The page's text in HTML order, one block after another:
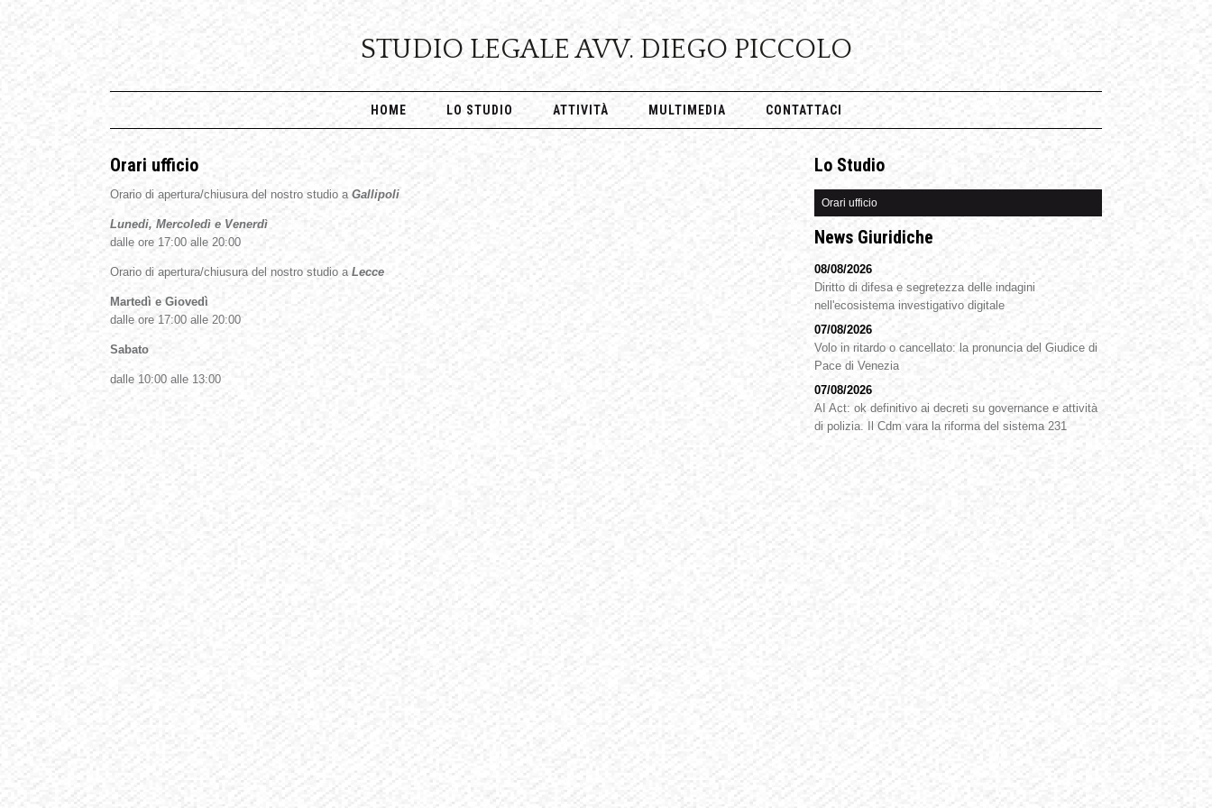
STUDIO LEGALE AVV. DIEGO PICCOLO
HOME LO STUDIO ATTIVITÀ MULTIMEDIA CONTATTACI
Orari ufficio
Orario di apertura/chiusura del nostro studio a Gallipoli
Lunedi, Mercoledì e Venerdì
dalle ore 17:00 alle 20:00
Orario di apertura/chiusura del nostro studio a Lecce
Martedì e Giovedì
dalle ore 17:00 alle 20:00
Sabato
dalle 10:00 alle 13:00
Lo Studio
Orari ufficio
News Giuridiche
08/08/2026
Diritto di difesa e segretezza delle indagini
nell'ecosistema investigativo digitale
07/08/2026
Volo in ritardo o cancellato: la pronuncia del Giudice di
Pace di Venezia
07/08/2026
AI Act: ok definitivo ai decreti su governance e attività
di polizia. Il Cdm vara la riforma del sistema 231